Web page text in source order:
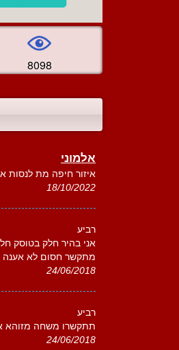
8098
אלמוני
איזור חיפה מת לנסות
18/10/2022
רביע
אני בהיר חלק בטוסק
מתקשר חסום לא אענה
24/06/2018
רביע
תתקשרו משחה מזוהא
24/06/2018